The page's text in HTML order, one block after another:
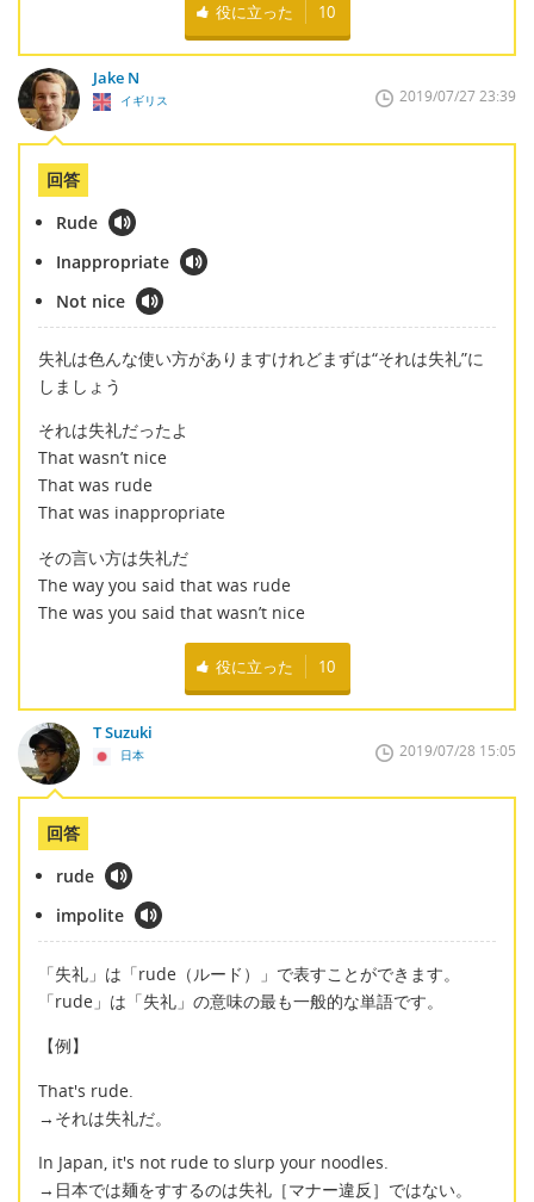
役に立った 10
Jake N
イギリス 2019/07/27 23:39
回答
Rude
Inappropriate
Not nice
失礼は色んな使い方がありますけれどまずは“それは失礼”に
しましょう
それは失礼だったよ
That wasn’t nice
That was rude
That was inappropriate
その言い方は失礼だ
The way you said that was rude
The was you said that wasn’t nice
役に立った 10
T Suzuki
日本 2019/07/28 15:05
回答
rude
impolite
「失礼」は「rude（ルード）」で表すことができます。
「rude」は「失礼」の意味の最も一般的な単語です。
【例】
That's rude.
→それは失礼だ。
In Japan, it's not rude to slurp your noodles.
→日本では麺をすするのは失礼［マナー違反］ではない。